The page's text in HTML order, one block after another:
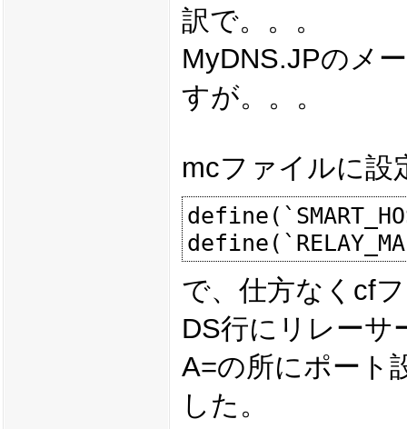
訳で。。。
MyDNS.JPのメ
すが。。。
mcファイルに設
で、仕方なくcf
DS行にリレーサ
A=の所にポート
した。